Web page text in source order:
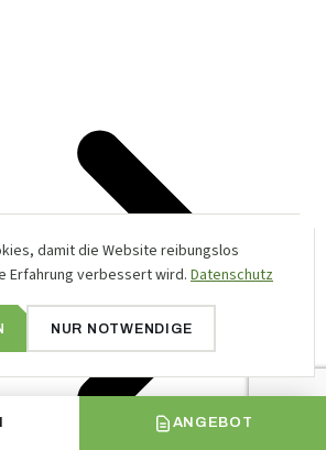
damit die Website reibungslos
Erfahrung verbessert wird. Datenschutz
NUR NOTWENDIGE
ANGEBOT